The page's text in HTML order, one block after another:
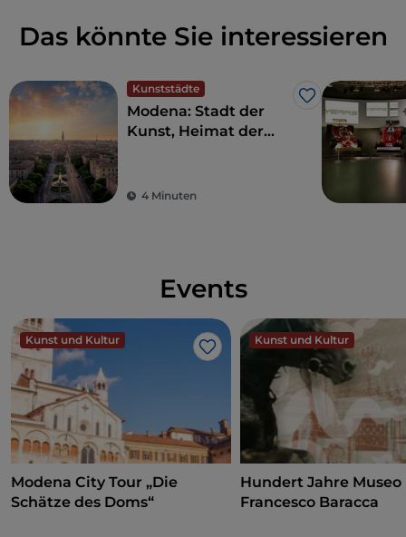
Das könnte Sie interessieren
Kunststädte
Like
Modena: Stadt der
Kunst, Heimat der
4 Minuten
Events
Kunst und Kultur
Like
Modena City Tour „Die
Schätze des Doms“
Kunst und Kultur
Hundert Jahre Museo
Francesco Baracca